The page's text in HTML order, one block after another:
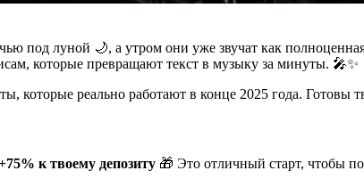
под луной 🌙, а утром они уже звучат как
которые превращают текст в музыку за минуты. 🎤✨
которые реально работают в конце 2025 года. Готовы
к твоему депозиту 🎁 Это отличный старт, чтобы